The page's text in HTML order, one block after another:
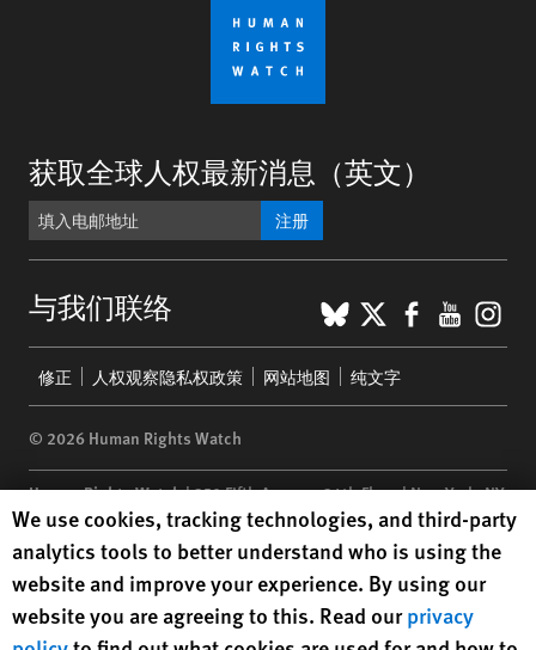
获取全球人权最新消息（英文）
注册
与我们联络 BlueSky
X
menu
修正 人权观察隐私权政策 网站地图 纯文字
© 2026 Human Rights Watch
Human Rights Watch| 350 Fifth Avenue, 34th Floor | New York,NY
10118-3299USA|t 1.212.290.4700
Human Rights Watchis a 501(C)(3) nonprofit registered in the US
under EIN: 13-2875808
Human Rights Watch cookie preferences
We use cookies, tracking technologies, and third-party
analytics tools to better understand who is using the
website and improve your experience. By using our
website you are agreeing to this. Read ourprivacy